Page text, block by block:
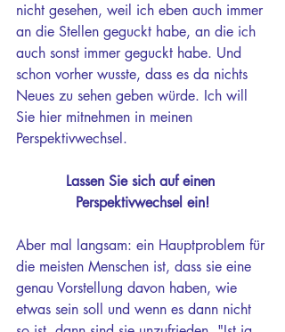
nicht gesehen, weil ich eben auch immer
an die Stellen geguckt habe, an die ich
auch sonst immer geguckt habe. Und
schon vorher wusste, dass es da nichts
Neues zu sehen geben würde. Ich will
Sie hier mitnehmen in meinen
Perspektivwechsel.
Lassen Sie sich auf einen
Perspektivwechsel ein!
Aber mal langsam: ein Hauptproblem für
die meisten Menschen ist, dass sie eine
genau Vorstellung davon haben, wie
etwas sein soll und wenn es dann nicht